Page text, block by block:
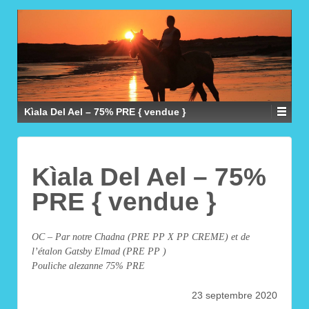
Kìala Del Ael – 75% PRE { vendue }
Kìala Del Ael – 75%
PRE { vendue }
OC – Par notre Chadna (PRE PP X PP CREME) et de
l’étalon Gatsby Elmad (PRE PP )
Pouliche alezanne 75% PRE
23 septembre 2020